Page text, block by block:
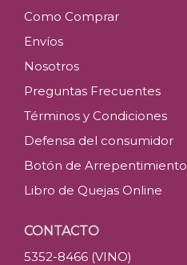
Como Comprar
Envíos
Nosotros
Preguntas Frecuentes
Términos y Condiciones
Defensa del consumidor
Botón de Arrepentimiento
Libro de Quejas Online
CONTACTO
5352-8466 (VINO)